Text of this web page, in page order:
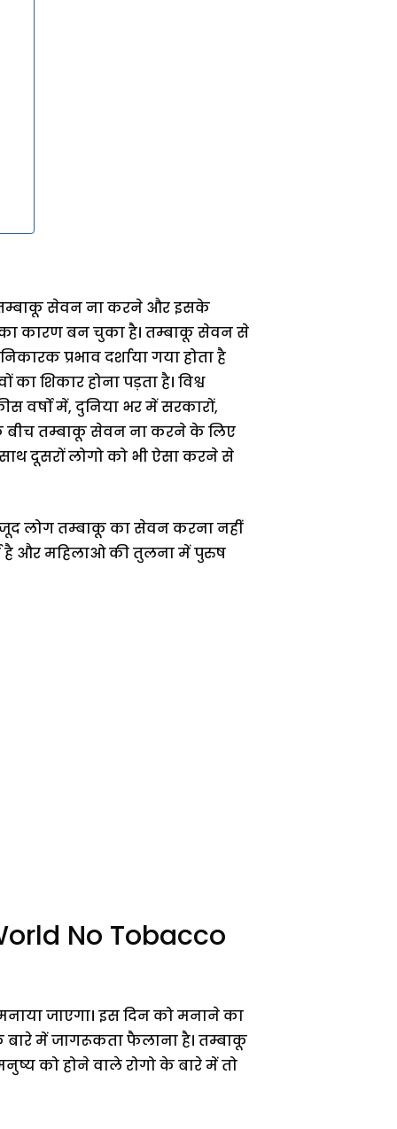
तम्बाकू सेवन ना करने और इसके
का कारण बन चुका है। तम्बाकू सेवन से
प्रभाव दर्शाया गया होता है
शिकार होना पड़ता है। विश्व
वर्षो में, दुनिया भर में सरकारों,
के बीच तम्बाकू सेवन ना करने के लिए
दूसरों लोगो को भी ऐसा करने से
लोग तम्बाकू का सेवन करना नहीं
है और महिलाओ की तुलना में पुरुष
No Tobacco
जाएगा। इस दिन को मनाने का
में जागरूकता फैलाना है। तम्बाकू
को होने वाले रोगो के बारे में तो